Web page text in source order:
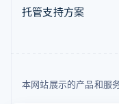
托管支持方案
本网站展示的产品和服